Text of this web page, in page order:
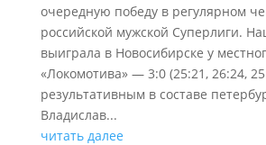
очередную победу в регулярном
российской мужской Суперлиги.
выиграла в Новосибирске у
«Локомотива» — 3:0 (25:21, 26:24,
результативным в составе
Владислав...
читать далее